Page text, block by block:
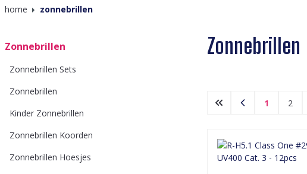
home zonnebrillen
Zonnebrillen
Zonnebrillen Sets
Zonnebrillen
Kinder Zonnebrillen
Zonnebrillen Koorden
Zonnebrillen Hoesjes
Zonnebrillen
1 2